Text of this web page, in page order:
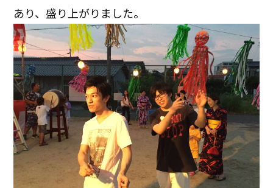
あり、盛り上がりました。